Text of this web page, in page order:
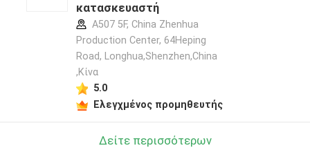
κατασκευαστή
A507 5F, China Zhenhua
Production Center, 64Heping
Road, Longhua,Shenzhen,China
,Κίνα
5.0
Ελεγχμένος προμηθευτής
Δείτε περισσότερων